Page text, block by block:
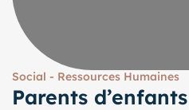
Social - Ressources Humaines
Parents